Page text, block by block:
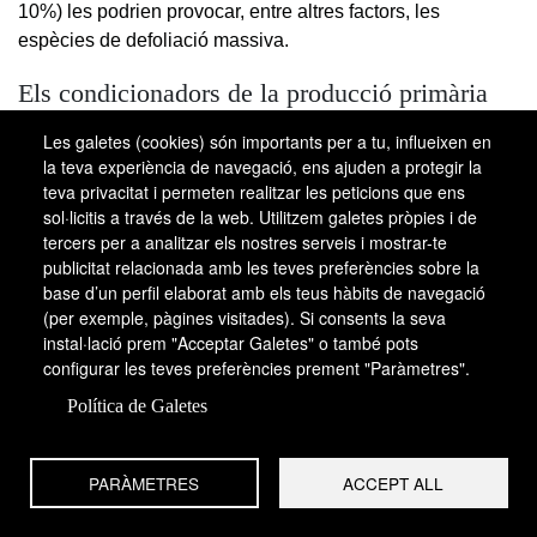
10%) les podrien provocar, entre altres factors, les
espècies de defoliació massiva.
Els condicionadors de la producció primària
Dins del bosc, la producció és condicionada per una colla
de factors. La disponibilitat de llum, o el grau d’ombra,
influeix el creixement; així, els arbres d’ombra creixen, en
proporció mitjana, només un terç del que ho fan els que
són exposats al sol: 0,7 mm anuals, els de diàmetre inferior
a 5 cm situats en una ombra densa, i poc més d’1 mm
anual per als arbres més grans també a l’ombra. En un
bosc obert, en canvi, el creixement pot ser molt més gran.
Algunes espècies deFlindersia, un gènere de rutàcies
difós per les selves plujoses de les Moluques, Nova
paratges oberts i assolellats, mentre que, a l’ombra, el
creixement és gairebé nul. Per a la producció de fusta se
Les galetes (cookies) són importants per a tu, influeixen en
la teva experiència de navegació, ens ajuden a protegir la
teva privacitat i permeten realitzar les peticions que ens
sol·licitis a través de la web. Utilitzem galetes pròpies i de
tercers per a analitzar els nostres serveis i mostrar-te
publicitat relacionada amb les teves preferències sobre la
base d’un perfil elaborat amb els teus hàbits de navegació
(per exemple, pàgines visitades). Si consents la seva
instal·lació prem "Acceptar Galetes" o també pots
configurar les teves preferències prement "Paràmetres".
Política de Galetes
PARÀMETRES ACCEPT ALL